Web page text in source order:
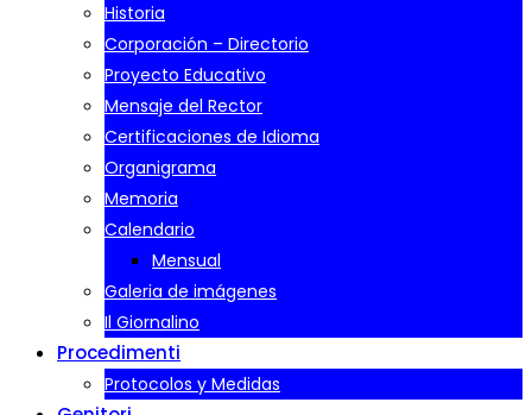
Historia
Corporación – Directorio
Proyecto Educativo
Mensaje del Rector
Certificaciones de Idioma
Organigrama
Memoria
Calendario
Mensual
Galeria de imágenes
Il Giornalino
Procedimenti
Protocolos y Medidas